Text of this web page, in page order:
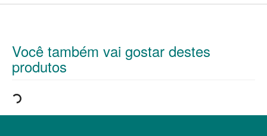
Você também vai gostar destes
produtos